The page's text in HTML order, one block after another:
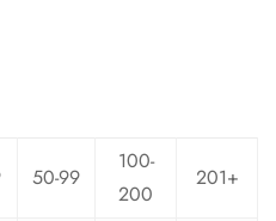
50-99
100-
200
201+